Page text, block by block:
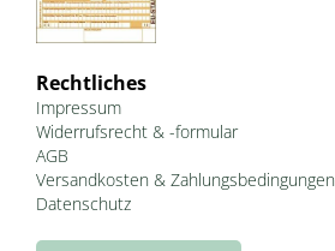
Rechtliches
Impressum
Widerrufsrecht & -formular
AGB
Versandkosten & Zahlungsbedingungen
Datenschutz